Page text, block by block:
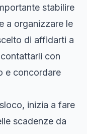
stabilire
a organizzare le
di affidarti a
con
e concordare
inizia a fare
scadenze da